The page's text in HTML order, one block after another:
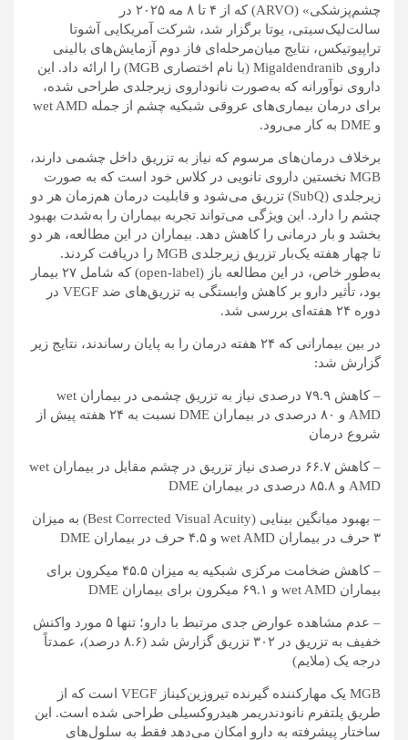
چشم‌پزشکی» (ARVO) که از ۴ تا ۸ مه ۲۰۲۵ در
سالت‌لیک‌سیتی، یوتا برگزار شد، شرکت آمریکایی آشوتا
تراپیوتیکس، نتایج میان‌مرحله‌ای فاز دوم آزمایش‌های بالینی
داروی Migaldendranib (با نام اختصاری MGB) را ارائه داد. این
داروی نوآورانه که به‌صورت نانوداروی زیرجلدی طراحی شده،
برای درمان بیماری‌های عروقی شبکیه چشم از جمله wet AMD
و DME به کار می‌رود.
برخلاف درمان‌های مرسوم که نیاز به تزریق داخل چشمی دارند،
MGB نخستین داروی نانویی در کلاس خود است که به صورت
زیرجلدی (SubQ) تزریق می‌شود و قابلیت درمان هم‌زمان هر دو
چشم را دارد. این ویژگی می‌تواند تجربه بیماران را به‌شدت بهبود
بخشد و بار درمانی را کاهش دهد. بیماران در این مطالعه، هر دو
تا چهار هفته یک‌بار تزریق زیرجلدی MGB را دریافت کردند.
به‌طور خاص، در این مطالعه باز (open-label) که شامل ۲۷ بیمار
بود، تأثیر دارو بر کاهش وابستگی به تزریق‌های ضد VEGF در
دوره ۲۴ هفته‌ای بررسی شد.
در بین بیمارانی که ۲۴ هفته درمان را به پایان رساندند، نتایج زیر
گزارش شد:
– کاهش ۷۹.۹ درصدی نیاز به تزریق چشمی در بیماران wet
AMD و ۸۰ درصدی در بیماران DME نسبت به ۲۴ هفته پیش از
شروع درمان
– کاهش ۶۶.۷ درصدی نیاز تزریق در چشم مقابل در بیماران wet
AMD و ۸۵.۸ درصدی در بیماران DME
– بهبود میانگین بینایی (Best Corrected Visual Acuity) به میزان
۳ حرف در بیماران wet AMD و ۴.۵ حرف در بیماران DME
– کاهش ضخامت مرکزی شبکیه به میزان ۴۵.۵ میکرون برای
بیماران wet AMD و ۶۹.۱ میکرون برای بیماران DME
– عدم مشاهده عوارض جدی مرتبط با دارو؛ تنها ۵ مورد واکنش
خفیف به تزریق در ۳۰۲ تزریق گزارش شد (۸.۶ درصد)، عمدتاً
درجه یک (ملایم)
MGB یک مهارکننده گیرنده تیروزین‌کیناز VEGF است که از
طریق پلتفرم نانودندریمر هیدروکسیلی طراحی شده است. این
ساختار پیشرفته به دارو امکان می‌دهد فقط به سلول‌های